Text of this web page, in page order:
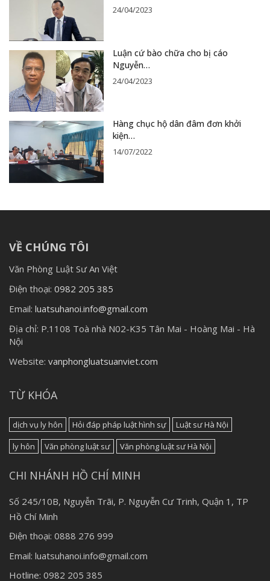
24/04/2023
Luận cứ bào chữa cho bị cáo
Nguyễn…
24/04/2023
Hàng chục hộ dân đâm đơn khởi
kiện…
14/07/2022
VỀ CHÚNG TÔI
Văn Phòng Luật Sư An Việt
Điện thoại: 0982 205 385
Email: luatsuhanoi.info@gmail.com
Địa chỉ: P.1108 Toà nhà N02-K35 Tân Mai - Hoàng Mai - Hà
Nội
Website: vanphongluatsuanviet.com
TỪ KHÓA
dịch vụ ly hôn Hỏi đáp pháp luật hình sự
Luật sư Hà Nội
ly hôn
Văn phòng luật sư Văn phòng luật sư Hà Nội
CHI NHÁNH HỒ CHÍ MINH
Số 245/10B, Nguyễn Trãi, P. Nguyễn Cư Trinh, Quận 1, TP
Hồ Chí Minh
Điện thoại: 0888 276 999
Email: luatsuhanoi.info@gmail.com
Hotline: 0982 205 385